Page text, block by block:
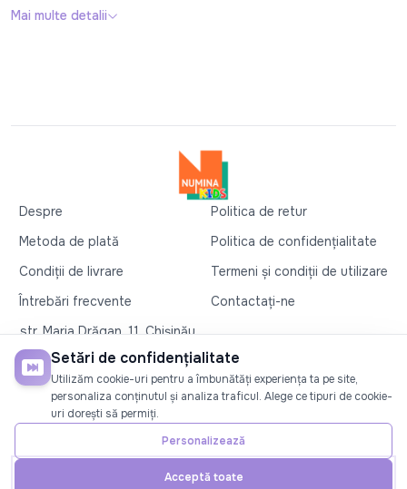
Telefon Cont
Mai multe detalii
Despre
Politica de retur
Metoda de plată
Politica de confidențialitate
Condiții de livrare
Termeni și condiții de utilizare
Întrebări frecvente
Contactați-ne
str. Maria Drăgan, 11, Chișinău
+37360327279
©2026Numina Kids. Toate drepturile rezervate
SOCIAL
Setări de confidențialitate
Utilizăm cookie-uri pentru a îmbunătăți experiența ta pe site,
personaliza conținutul și analiza traficul. Alege ce tipuri de cookie-
uri dorești să permiți.
Personalizează
Acceptă toate